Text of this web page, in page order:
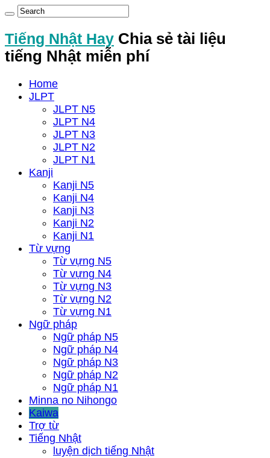
Tiếng Nhật Hay Chia sẻ tài liệu
tiếng Nhật miễn phí
Home
JLPT
JLPT N5
JLPT N4
JLPT N3
JLPT N2
JLPT N1
Kanji
Kanji N5
Kanji N4
Kanji N3
Kanji N2
Kanji N1
Từ vựng
Từ vựng N5
Từ vựng N4
Từ vựng N3
Từ vựng N2
Từ vựng N1
Ngữ pháp
Ngữ pháp N5
Ngữ pháp N4
Ngữ pháp N3
Ngữ pháp N2
Ngữ pháp N1
Minna no Nihongo
Kaiwa
Trợ từ
Tiếng Nhật
luyện dịch tiếng Nhật